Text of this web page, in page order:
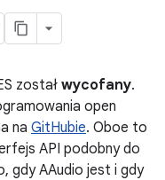
został wycofany.
open
na GitHubie. Oboe to
API podobny do
gdy AAudio jest i gdy